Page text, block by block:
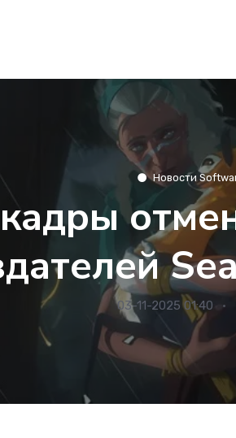
Новости
03-11-2025 01:40